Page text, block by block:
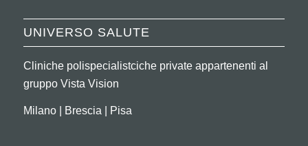
UNIVERSO SALUTE
Cliniche polispecialistciche private appartenenti al
gruppo Vista Vision
Milano | Brescia | Pisa